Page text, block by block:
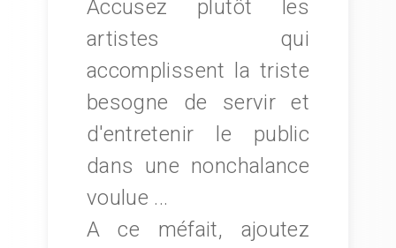
Accusez plutôt les
artistes qui
accomplissent la triste
besogne de servir et
d'entretenir le public
dans une nonchalance
voulue ...
A ce méfait, ajoutez